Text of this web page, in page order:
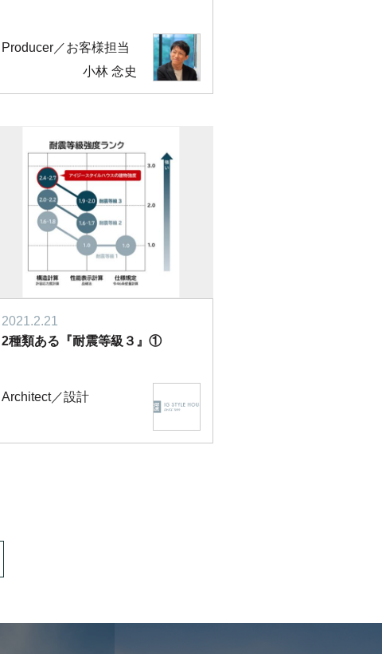
Producer／お客様担当
小林 念史
2021.2.21
2種類ある『耐震等級３』①
Architect／設計